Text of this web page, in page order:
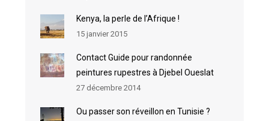
Kenya, la perle de l’Afrique !
15 janvier 2015
Contact Guide pour randonnée
peintures rupestres à Djebel Oueslat
27 décembre 2014
Ou passer son réveillon en Tunisie ?